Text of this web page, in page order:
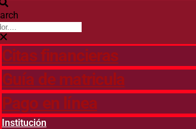
Citas financieras
Guía de matricula
Pago en línea
Institución